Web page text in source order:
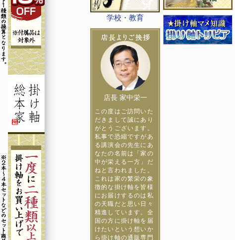
学校・教育
店長 家中栄一
この度はご訪問いた
だきまして誠にあり
がとうございます。
私事で恐縮ですがあ
る講演会の先生にあ
なたの名前は「家の
中が栄える一方」だ
ねと言われました。
これは家の繁栄の象
徴的な掛け軸を皆様
にお届けするのは私
の天職だと思い日々
精進しています。全
国の方に掛け軸を届
けたいという想いか
ら掛け軸の通販専門